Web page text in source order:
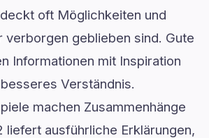
oft Möglichkeiten und
verborgen geblieben sind. Gute
Informationen mit Inspiration
Verständnis.
machen Zusammenhänge
liefert ausführliche Erklärungen,